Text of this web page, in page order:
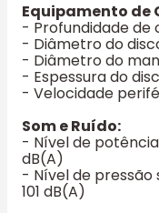
Equipamento de
- Profundidade de
- Diâmetro do
- Diâmetro do
- Espessura do
- Velocidade
Som e Ruído:
- Nível de potência
dB(A)
- Nível de pressão
101 dB(A)